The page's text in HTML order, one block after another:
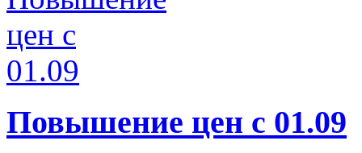
Повышение цен с 01.09